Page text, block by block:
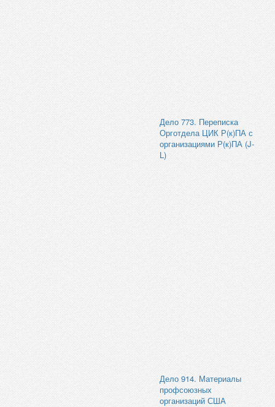
Дело 773. Переписка
Орготдела ЦИК Р(к)ПА с
организациями Р(к)ПА (J-
L)
Дело 914. Материалы
профсоюзных
организаций США